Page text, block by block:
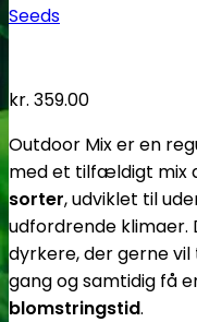
Seeds
kr. 359.00
Outdoor Mix er en
med et tilfældigt mix
sorter, udviklet til
udfordrende
dyrkere, der gerne
gang og samtidig få
blomstringstid.